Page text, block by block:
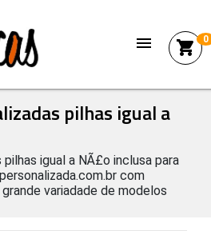
menu 0
shopping_cart
pilhas igual a
igual a NÃ£o inclusa para
com
variadade de modelos